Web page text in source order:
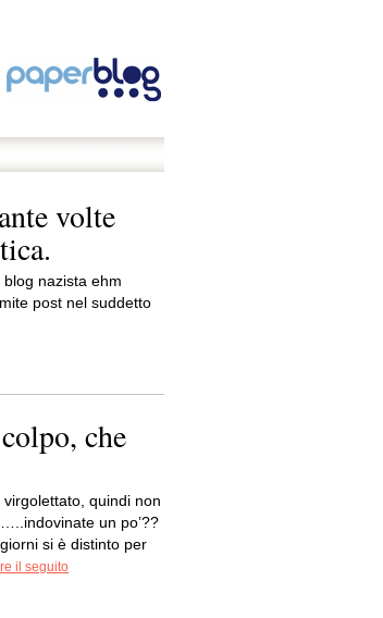
volte
nazista ehm
post nel suddetto
che
quindi non
un po’??
si è distinto per
il seguito